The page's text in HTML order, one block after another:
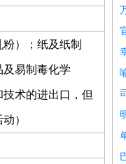
）；纸及纸制
易制毒化学
术的进出口，但
）